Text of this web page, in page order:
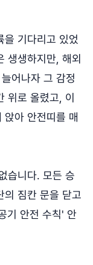
을 기다리고 있었
생생하지만, 해외
어나자 그 감정
위로 올렸고, 이
앉아 안전띠를 매
습니다. 모든 승
의 짐칸 문을 닫고
기 안전 수칙' 안